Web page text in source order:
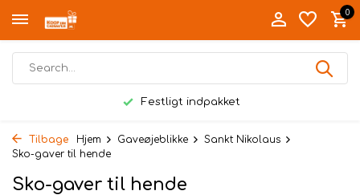
0
Tilbage Hjem Gaveøjeblikke
Sankt Nikolaus
Sko-gaver til hende
Sko-gaver til hende